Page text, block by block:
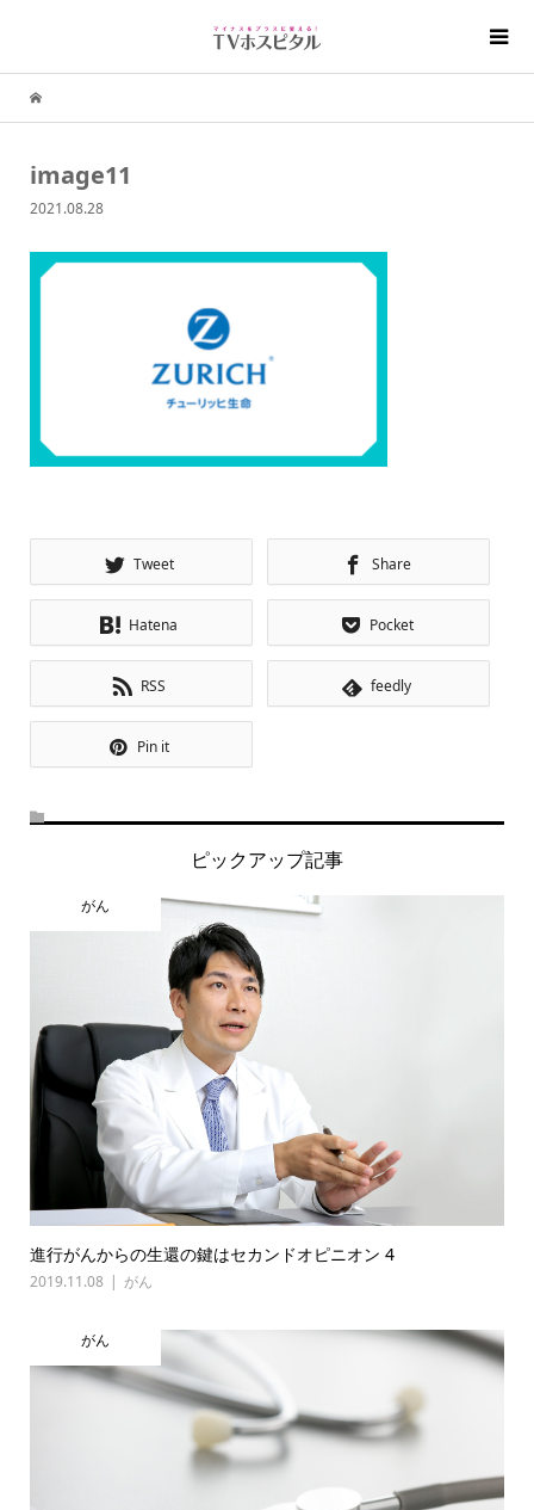
image11
2021.08.28
Tweet Share
Hatena Pocket
RSS feedly
Pin it
ピックアップ記事
がん
進行がんからの生還の鍵はセカンドオピニオン 4
2019.11.08 がん
がん